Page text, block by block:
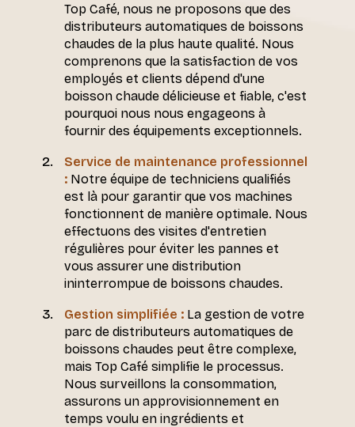
Top Café, nous ne proposons que des
distributeurs automatiques de boissons
chaudes de la plus haute qualité. Nous
comprenons que la satisfaction de vos
employés et clients dépend d'une
boisson chaude délicieuse et fiable, c'est
pourquoi nous nous engageons à
fournir des équipements exceptionnels.
Service de maintenance professionnel
: Notre équipe de techniciens qualifiés
est là pour garantir que vos machines
fonctionnent de manière optimale. Nous
effectuons des visites d'entretien
régulières pour éviter les pannes et
vous assurer une distribution
ininterrompue de boissons chaudes.
Gestion simplifiée : La gestion de votre
parc de distributeurs automatiques de
boissons chaudes peut être complexe,
mais Top Café simplifie le processus.
Nous surveillons la consommation,
assurons un approvisionnement en
temps voulu en ingrédients et